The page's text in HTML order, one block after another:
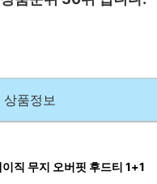
상품정보
직 무지 오버핏 후드티 1+1